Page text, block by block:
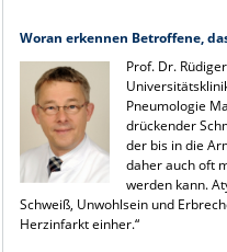
Woran erkennen Betroffene,
Prof. Dr.
Pneumologie
drückender
der bis in die
daher auch oft
werden kann.
Schweiß, Unwohlsein und
Herzinfarkt einher.“